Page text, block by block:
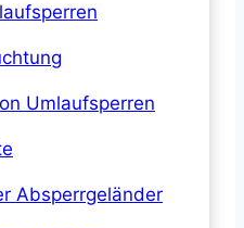
Umlaufsperren
Absperrgeländer